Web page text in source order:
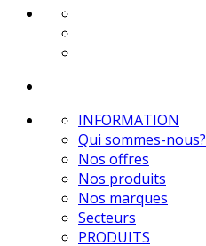
INFORMATION
Qui sommes-nous?
Nos offres
Nos produits
Nos marques
Secteurs
PRODUITS